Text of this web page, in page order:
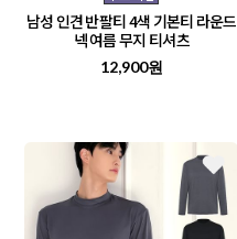
남성 인견 반팔티 4색 기본티 라운드
넥 여름 무지 티셔츠
12,900원